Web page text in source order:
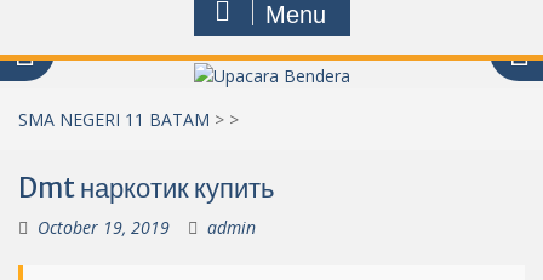
Menu
SMA NEGERI 11 BATAM > >
Dmt наркотик купить
October 19, 2019 admin